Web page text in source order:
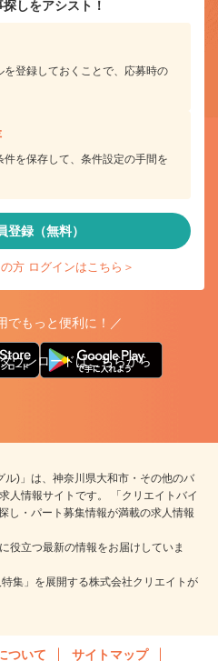
しをアシスト！
を登録しておくことで、応募時の
件を保存して、条件設定の手間を
登録（無料）
方 ログインはこちら＞
でもっと便利に！／
ウンロードはこちらから
ル)」は、神奈川県大和市・その他のバ
人情報サイトです。 「クリエイトバイ
し・パート募集情報が満載の求人情報
役立つ最新の情報をお届けしていま
集」を展開する株式会社クリエイトが
ついて サイトマップ